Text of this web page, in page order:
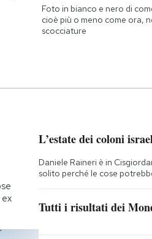
Foto in bianco e nero di
cioè più o meno come ora,
scocciature
L’estate dei coloni
Daniele Raineri è in
solito perché le cose
Tutti i risultati dei